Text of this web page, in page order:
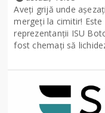
Aveți grijă unde
mergeți la cimitir!
reprezentanții ISU
fost chemați să